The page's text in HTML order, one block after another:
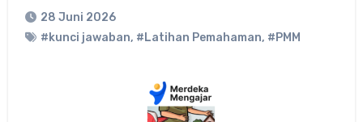
28 Juni 2026
#kunci jawaban, #Latihan Pemahaman, #PMM